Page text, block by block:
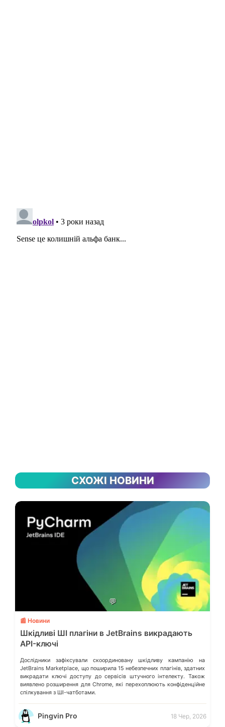
СХОЖІ НОВИНИ
💬
📰 Новини
Шкідливі ШІ плагіни в JetBrains викрадають
API-ключі
Дослідники зафіксували скоординовану шкідливу кампанію на
JetBrains Marketplace, що поширила 15 небезпечних плагінів, здатних
викрадати ключі доступу до сервісів штучного інтелекту. Також
виявлено розширення для Chrome, які перехоплюють конфіденційне
спілкування з ШІ-чатботами.
Pingvin Pro 18 Чер, 2026